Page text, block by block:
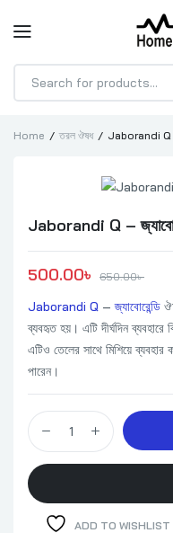
Products
Home তরল ঔষধ Jaborandi Q
Jaborandi Q –
650.00৳
Original price was:
500.00৳
Current price is:
Jaborandi Q –জ্যাবোরেন্ডি
ব্যবহৃত হয়। এটি দীর্ঘদিন ব্যবহারে
এটিও তেলের সাথে মিশিয়ে
পারেন।
Jaborandi Q -
ADD TO WISHLIST